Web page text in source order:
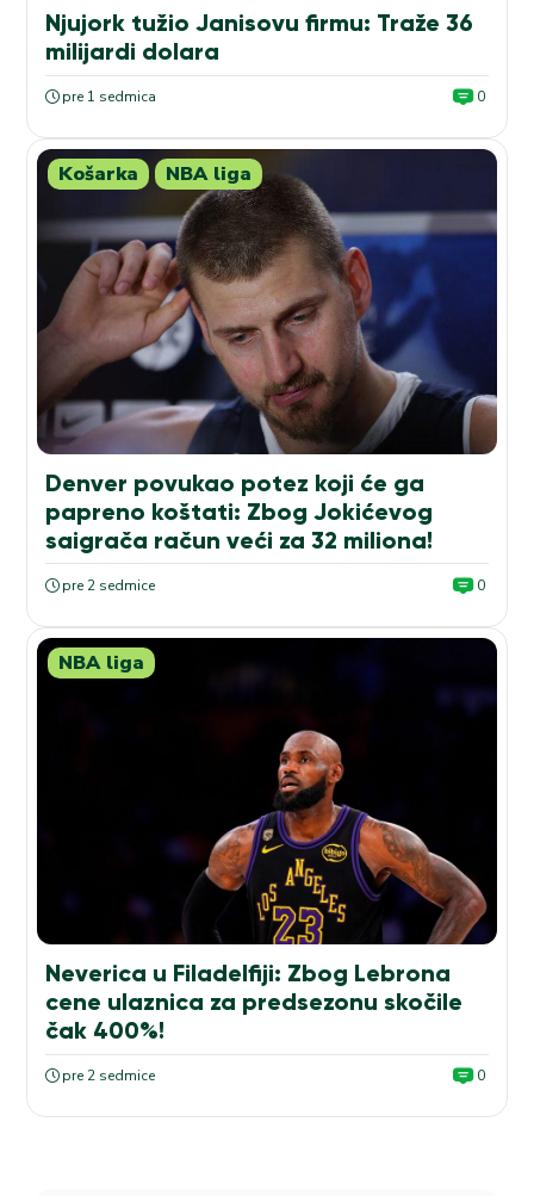
Njujork tužio Janisovu firmu: Traže 36
milijardi dolara
pre 1 sedmica 0
Košarka NBA liga
Denver povukao potez koji će ga
papreno koštati: Zbog Jokićevog
saigrača račun veći za 32 miliona!
pre 2 sedmice 0
NBA liga
Neverica u Filadelfiji: Zbog Lebrona
cene ulaznica za predsezonu skočile
čak 400%!
pre 2 sedmice 0